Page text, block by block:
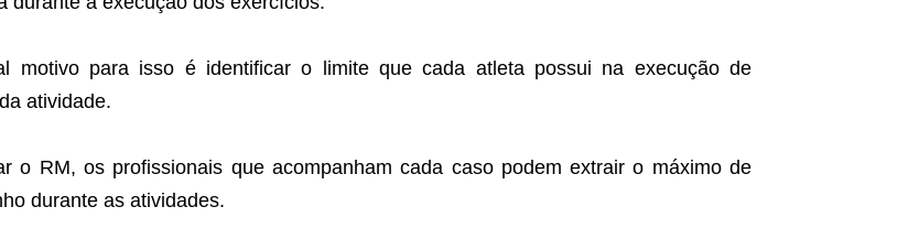
motivo para isso é identificar o limite que cada atleta possui na execução de
atividade.
o RM, os profissionais que acompanham cada caso podem extrair o máximo de
durante as atividades.